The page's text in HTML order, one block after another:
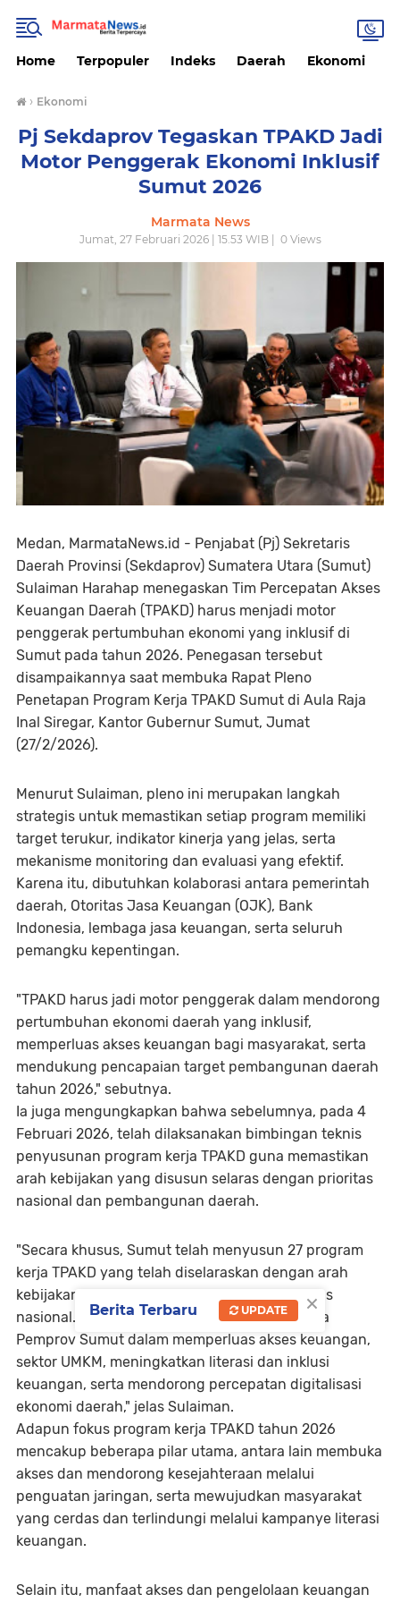
Home Terpopuler Indeks Daerah Ekonomi
› Ekonomi
Pj Sekdaprov Tegaskan TPAKD Jadi
Motor Penggerak Ekonomi Inklusif
Sumut 2026
Marmata News
Jumat, 27 Februari 2026 | 15.53 WIB | 0Views
Medan, MarmataNews.id - Penjabat (Pj) Sekretaris
Daerah Provinsi (Sekdaprov) Sumatera Utara (Sumut)
Sulaiman Harahap menegaskan Tim Percepatan Akses
Keuangan Daerah (TPAKD) harus menjadi motor
penggerak pertumbuhan ekonomi yang inklusif di
Sumut pada tahun 2026. Penegasan tersebut
disampaikannya saat membuka Rapat Pleno
Penetapan Program Kerja TPAKD Sumut di Aula Raja
Inal Siregar, Kantor Gubernur Sumut, Jumat
(27/2/2026).
Menurut Sulaiman, pleno ini merupakan langkah
strategis untuk memastikan setiap program memiliki
target terukur, indikator kinerja yang jelas, serta
mekanisme monitoring dan evaluasi yang efektif.
Karena itu, dibutuhkan kolaborasi antara pemerintah
daerah, Otoritas Jasa Keuangan (OJK), Bank
Indonesia, lembaga jasa keuangan, serta seluruh
pemangku kepentingan.
"TPAKD harus jadi motor penggerak dalam mendorong
pertumbuhan ekonomi daerah yang inklusif,
memperluas akses keuangan bagi masyarakat, serta
mendukung pencapaian target pembangunan daerah
tahun 2026," sebutnya.
Ia juga mengungkapkan bahwa sebelumnya, pada 4
Februari 2026, telah dilaksanakan bimbingan teknis
penyusunan program kerja TPAKD guna memastikan
arah kebijakan yang disusun selaras dengan prioritas
nasional dan pembangunan daerah.
"Secara khusus, Sumut telah menyusun 27 program
kerja TPAKD yang telah diselaraskan dengan arah
kebijakan pembangunan daerah, serta prioritas
nasional. Juga mencerminkan komitmen nyata
Pemprov Sumut dalam memperluas akses keuangan,
sektor UMKM, meningkatkan literasi dan inklusi
keuangan, serta mendorong percepatan digitalisasi
ekonomi daerah," jelas Sulaiman.
Adapun fokus program kerja TPAKD tahun 2026
mencakup beberapa pilar utama, antara lain membuka
akses dan mendorong kesejahteraan melalui
penguatan jaringan, serta mewujudkan masyarakat
yang cerdas dan terlindungi melalui kampanye literasi
keuangan.
Selain itu, manfaat akses dan pengelolaan keuangan
×
Berita Terbaru UPDATE